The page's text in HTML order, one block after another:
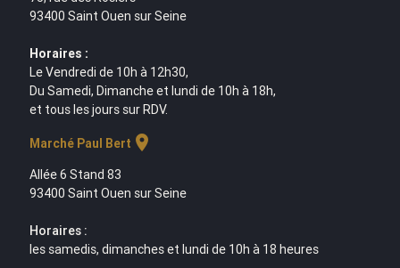
93400 Saint Ouen sur Seine
Horaires :
Le Vendredi de 10h à 12h30,
Du Samedi, Dimanche et lundi de 10h à 18h,
et tous les jours sur RDV.
Marché Paul Bert location_on
Allée 6 Stand 83
93400 Saint Ouen sur Seine
Horaires :
les samedis, dimanches et lundi de 10h à 18 heures